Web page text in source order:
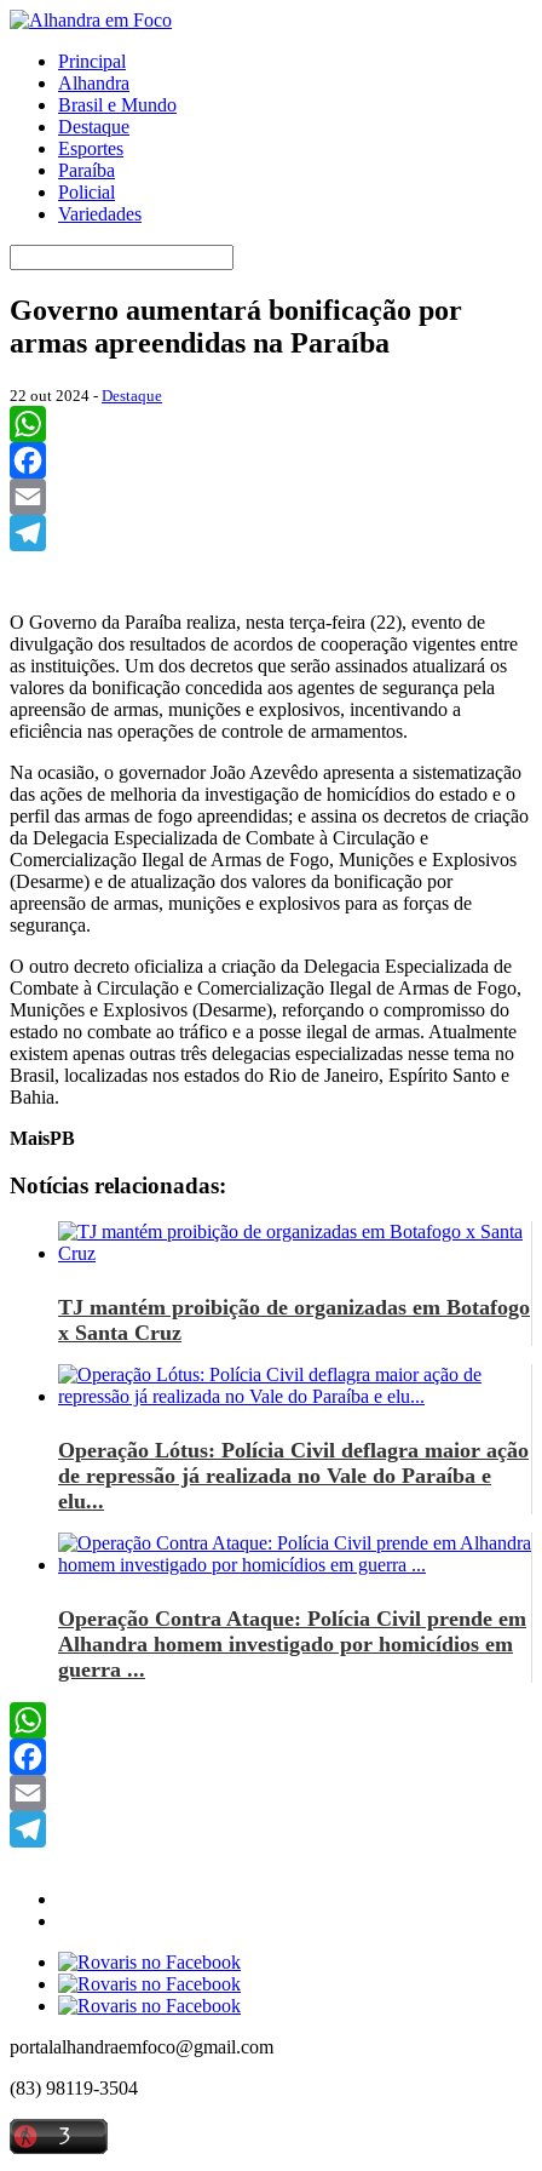
Principal
Alhandra
Brasil e Mundo
Destaque
Esportes
Paraíba
Policial
Variedades
Governo aumentará bonificação por
armas apreendidas na Paraíba
22 out 2024 - Destaque
WhatsApp
Facebook
Email
O Governo da Paraíba realiza, nesta terça-feira (22), evento de
divulgação dos resultados de acordos de cooperação vigentes entre
as instituições. Um dos decretos que serão assinados atualizará os
valores da bonificação concedida aos agentes de segurança pela
apreensão de armas, munições e explosivos, incentivando a
eficiência nas operações de controle de armamentos.
Na ocasião, o governador João Azevêdo apresenta a sistematização
das ações de melhoria da investigação de homicídios do estado e o
perfil das armas de fogo apreendidas; e assina os decretos de criação
da Delegacia Especializada de Combate à Circulação e
Comercialização Ilegal de Armas de Fogo, Munições e Explosivos
(Desarme) e de atualização dos valores da bonificação por
apreensão de armas, munições e explosivos para as forças de
segurança.
O outro decreto oficializa a criação da Delegacia Especializada de
Combate à Circulação e Comercialização Ilegal de Armas de Fogo,
Munições e Explosivos (Desarme), reforçando o compromisso do
estado no combate ao tráfico e a posse ilegal de armas. Atualmente
existem apenas outras três delegacias especializadas nesse tema no
Brasil, localizadas nos estados do Rio de Janeiro, Espírito Santo e
Bahia.
MaisPB
Notícias relacionadas:
TJ mantém proibição de organizadas em Botafogo
x Santa Cruz
Operação Lótus: Polícia Civil deflagra maior ação
de repressão já realizada no Vale do Paraíba e
elu...
Operação Contra Ataque: Polícia Civil prende em
Alhandra homem investigado por homicídios em
guerra ...
WhatsApp
Facebook
Email
portalalhandraemfoco@gmail.com
(83) 98119-3504